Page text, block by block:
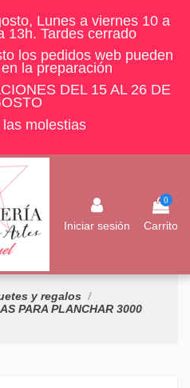
Lunes a viernes 10 a
13h. Tardes cerrado
los pedidos web pueden
la preparación
DEL 15 AL 26 DE
molestias
Iniciar sesión
0
Carrito
y regalos
PARA PLANCHAR 3000